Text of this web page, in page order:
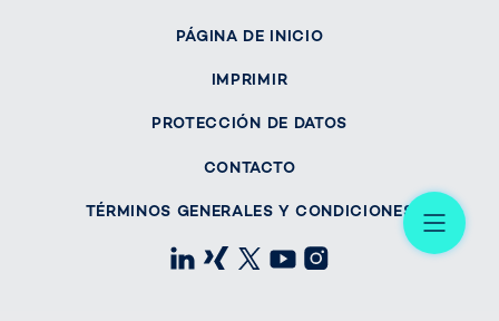
PÁGINA DE INICIO
IMPRIMIR
PROTECCIÓN DE DATOS
CONTACTO
TÉRMINOS GENERALES Y CONDICIONES
LinkedIn
Xing X Instagram